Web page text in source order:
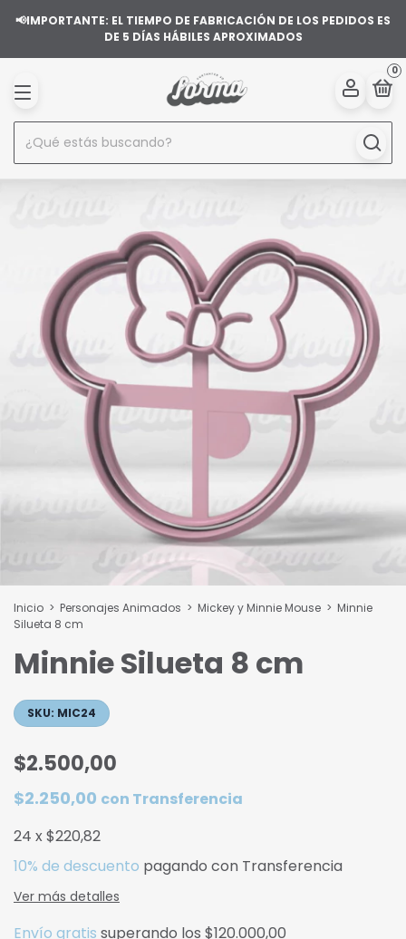
📢IMPORTANTE: EL TIEMPO DE FABRICACIÓN DE LOS PEDIDOS ES
DE 5 DÍAS HÁBILES APROXIMADOS
0
Inicio > Personajes Animados > Mickey y Minnie Mouse > Minnie
Silueta 8 cm
Minnie Silueta 8 cm
SKU: MIC24
$2.500,00
$2.250,00 con Transferencia
24 x$220,82
10% de descuento pagando con Transferencia
Ver más detalles
Envío gratis superando los $120.000,00